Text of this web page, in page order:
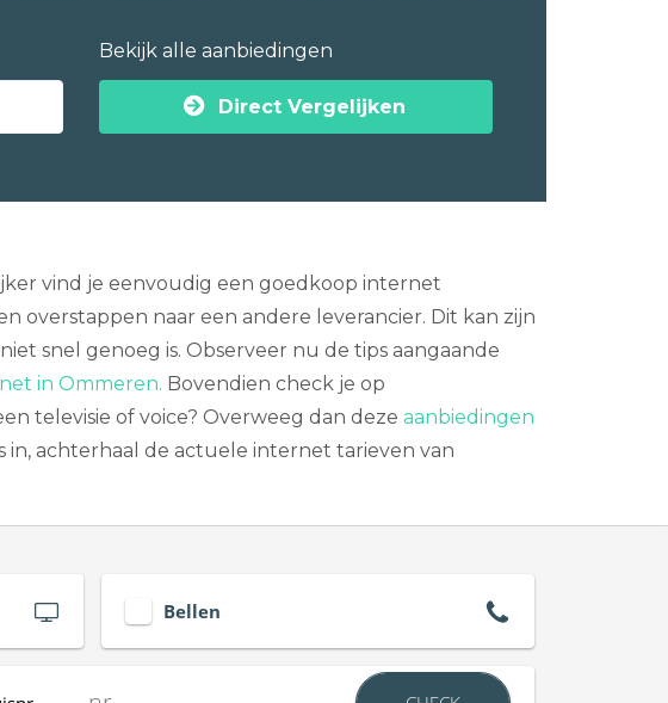
Bekijk alle aanbiedingen
Direct Vergelijken
vind je eenvoudig een goedkoop internet
naar een andere leverancier. Dit kan zijn
snel genoeg is. Observeer nu de tips aangaande
in Ommeren. Bovendien check je op
televisie of voice? Overweeg dan deze aanbiedingen
achterhaal de actuele internet tarieven van
Bellen